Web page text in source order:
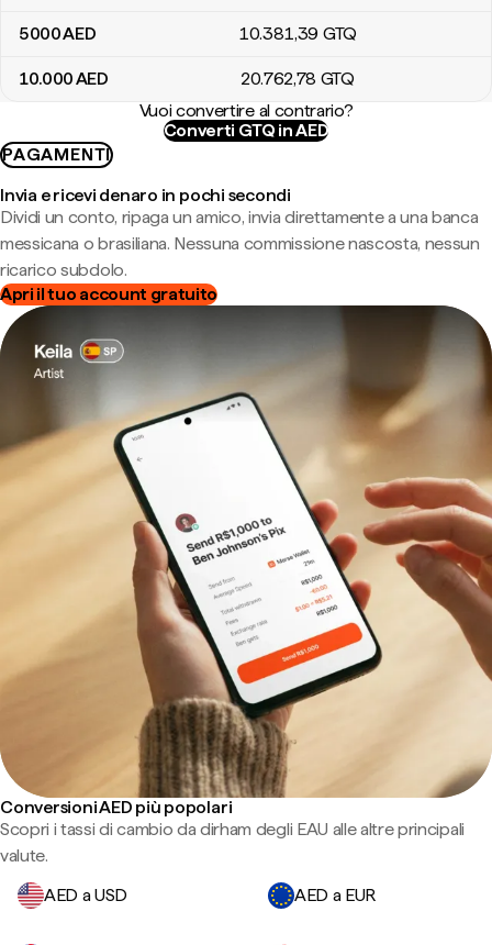
5000AED 10.381,39 GTQ
10.000AED 20.762,78 GTQ
Vuoi convertire al contrario?
Converti GTQ in AED
PAGAMENTI
Invia e ricevi denaro in pochi secondi
Dividi un conto, ripaga un amico, invia direttamente a una banca
messicana o brasiliana. Nessuna commissione nascosta, nessun
ricarico subdolo.
Apri il tuo account gratuito
Conversioni AED più popolari
Scopri i tassi di cambio da dirham degli EAU alle altre principali
valute.
AED a USD
AED a EUR